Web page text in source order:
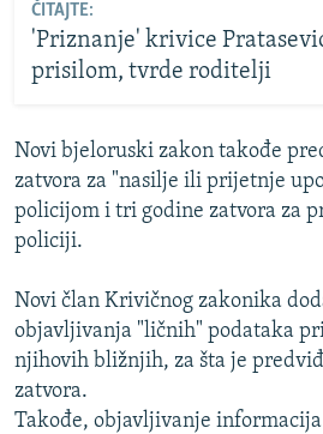
ČITAJTE:
'Priznanje' krivice
prisilom, tvrde roditelji
Novi bjeloruski zakon takođe
zatvora za "nasilje ili prijetnje
policijom i tri godine zatvora za
policiji.
Novi član Krivičnog zakonika
objavljivanja "ličnih" podataka
njihovih bližnjih, za šta je
zatvora.
Takođe, objavljivanje